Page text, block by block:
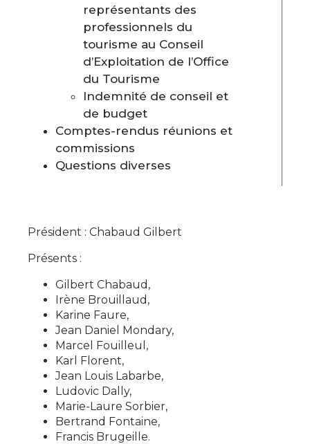
représentants des
professionnels du
tourisme au Conseil
d’Exploitation de l’Office
du Tourisme
Indemnité de conseil et
de budget
Comptes-rendus réunions et
commissions
Questions diverses
Président : Chabaud Gilbert
Présents :
Gilbert Chabaud ,
Irène Brouillaud ,
Karine Faure,
Jean Daniel Mondary,
Marcel Fouilleul ,
Karl Florent,
Jean Louis Labarbe,
Ludovic Dally,
Marie-Laure Sorbier,
Bertrand Fontaine,
Francis Brugeille.